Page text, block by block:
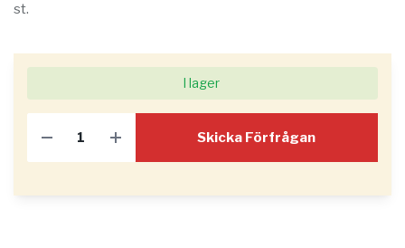
st.
I lager
Skicka Förfrågan